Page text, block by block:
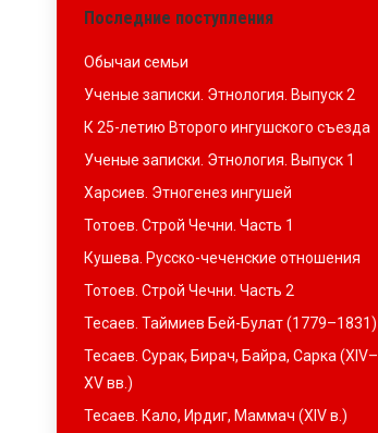
Последние поступления
Обычаи семьи
Ученые записки. Этнология. Выпуск 2
К 25-летию Второго ингушского съезда
Ученые записки. Этнология. Выпуск 1
Харсиев. Этногенез ингушей
Тотоев. Строй Чечни. Часть 1
Кушева. Русско-чеченские отношения
Тотоев. Строй Чечни. Часть 2
Тесаев. Таймиев Бей-Булат (1779–1831)
Тесаев. Сурак, Бирач, Байра, Сарка (XIV–
XV вв.)
Тесаев. Кало, Ирдиг, Маммач (XIV в.)